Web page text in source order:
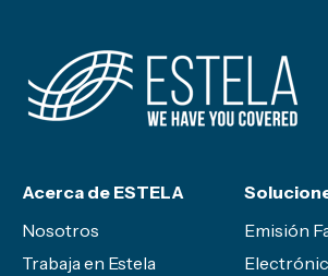
Acerca de ESTELA
Nosotros
Trabaja en Estela
Emisión